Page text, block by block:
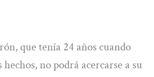
que tenía 24 años cuando
no podrá acercarse a su